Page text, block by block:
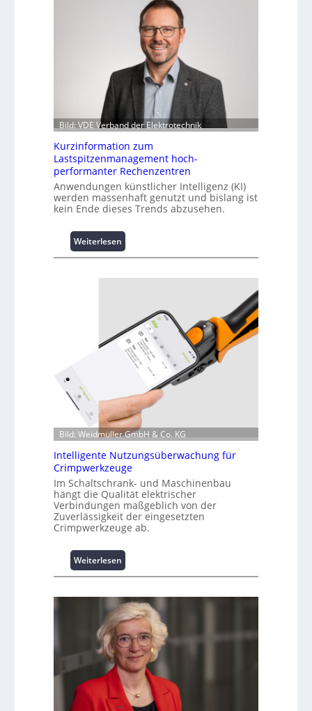
Bild: VDE Verband der Elektrotechnik
Kurzinformation zum
Lastspitzenmanagement hoch-
performanter Rechenzentren
Anwendungen künstlicher Intelligenz (KI)
werden massenhaft genutzt und bislang ist
kein Ende dieses Trends abzusehen.
Weiterlesen
K
r
f
t
i
o
n
z
u
m
L
a
s
t
i
z
e
n
m
a
n
g
e
Bild: Weidmüller GmbH & Co. KG
Intelligente Nutzungsüberwachung für
Crimpwerkzeuge
Im Schaltschrank- und Maschinenbau
hängt die Qualität elektrischer
Verbindungen maßgeblich von der
Zuverlässigkeit der eingesetzten
Crimpwerkzeuge ab.
Weiterlesen
I
t
e
l
l
i
g
n
t